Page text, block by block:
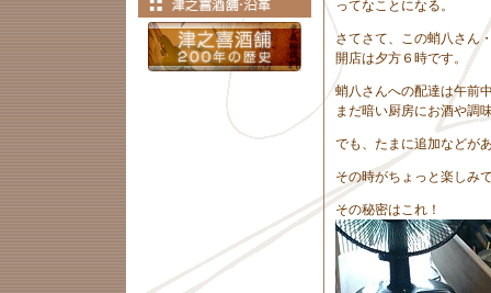
ってなことになる。
さてさて、この蛸八さん
開店は夕方６時です。
蛸八さんへの配達は午前
まだ暗い厨房にお酒や調
でも、たまに追加などが
その時がちょっと楽しみ
その秘密はこれ！